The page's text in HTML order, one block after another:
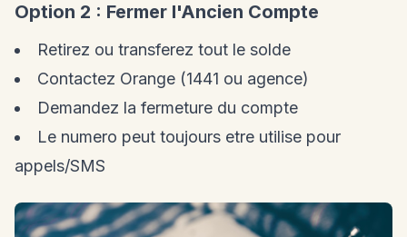
Option 2 : Fermer l'Ancien Compte
Retirez ou transferez tout le solde
Contactez Orange (1441 ou agence)
Demandez la fermeture du compte
Le numero peut toujours etre utilise pour
appels/SMS